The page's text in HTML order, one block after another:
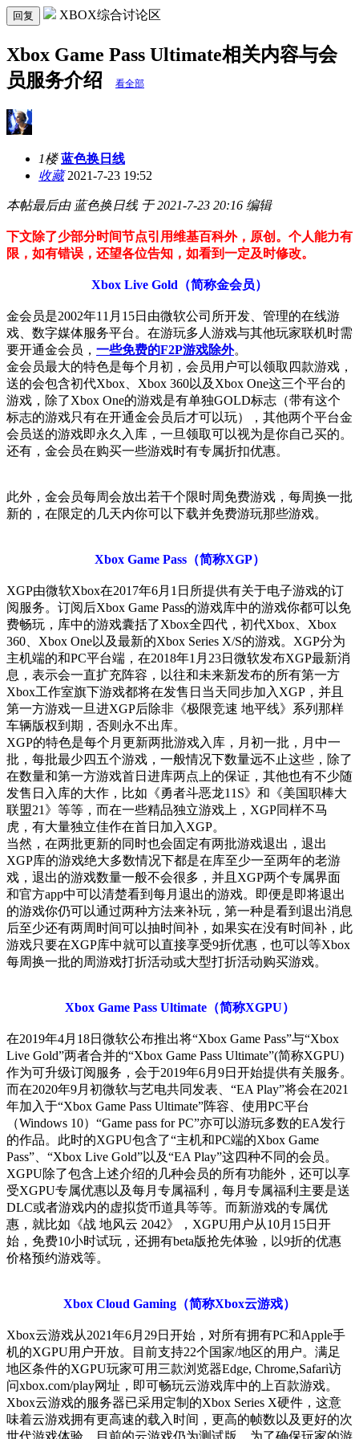
回复 XBOX综合讨论区
Xbox Game Pass Ultimate相关内容与会
员服务介绍
看全部
1楼 蓝色换日线
收藏2021-7-23 19:52
本帖最后由 蓝色换日线 于 2021-7-23 20:16 编辑
下文除了少部分时间节点引用维基百科外，原创。个人能力有
限，如有错误，还望各位告知，如看到一定及时修改。
Xbox Live Gold（简称金会员）
金会员是2002年11月15日由微软公司所开发、管理的在线游
戏、数字媒体服务平台。在游玩多人游戏与其他玩家联机时需
要开通金会员， 一些免费的F2P游戏除外。
金会员最大的特色是每个月初，会员用户可以领取四款游戏，
送的会包含初代Xbox、Xbox 360以及Xbox One这三个平台的
游戏，除了Xbox One的游戏是有单独GOLD标志（带有这个
标志的游戏只有在开通金会员后才可以玩），其他两个平台金
会员送的游戏即永久入库，一旦领取可以视为是你自己买的。
还有，金会员在购买一些游戏时有专属折扣优惠。
此外，金会员每周会放出若干个限时周免费游戏，每周换一批
新的，在限定的几天内你可以下载并免费游玩那些游戏。
Xbox Game Pass（简称XGP）
XGP由微软Xbox在2017年6月1日所提供有关于电子游戏的订
阅服务。订阅后Xbox Game Pass的游戏库中的游戏你都可以免
费畅玩，库中的游戏囊括了Xbox全四代，初代Xbox、Xbox
360、Xbox One以及最新的Xbox Series X/S的游戏。XGP分为
主机端的和PC平台端，在2018年1月23日微软发布XGP最新消
息，表示会一直扩充阵容，以往和未来新发布的所有第一方
Xbox工作室旗下游戏都将在发售日当天同步加入XGP，并且
第一方游戏一旦进XGP后除非《极限竞速 地平线》系列那样
车辆版权到期，否则永不出库。
XGP的特色是每个月更新两批游戏入库，月初一批，月中一
批，每批最少四五个游戏，一般情况下数量远不止这些，除了
在数量和第一方游戏首日进库两点上的保证，其他也有不少随
发售日入库的大作，比如《勇者斗恶龙11S》和《美国职棒大
联盟21》等等，而在一些精品独立游戏上，XGP同样不马
虎，有大量独立佳作在首日加入XGP。
当然，在两批更新的同时也会固定有两批游戏退出，退出
XGP库的游戏绝大多数情况下都是在库至少一至两年的老游
戏，退出的游戏数量一般不会很多，并且XGP两个专属界面
和官方app中可以清楚看到每月退出的游戏。即便是即将退出
的游戏你仍可以通过两种方法来补玩，第一种是看到退出消息
后至少还有两周时间可以抽时间补，如果实在没有时间补，此
游戏只要在XGP库中就可以直接享受9折优惠，也可以等Xbox
每周换一批的周游戏打折活动或大型打折活动购买游戏。
Xbox Game Pass Ultimate（简称XGPU）
在2019年4月18日微软公布推出将“Xbox Game Pass”与“Xbox
Live Gold”两者合并的“Xbox Game Pass Ultimate”(简称XGPU)
作为可升级订阅服务，会于2019年6月9日开始提供有关服务。
而在2020年9月初微软与艺电共同发表、“EA Play”将会在2021
年加入于“Xbox Game Pass Ultimate”阵容、使用PC平台
（Windows 10）“Game pass for PC”亦可以游玩多数的EA发行
的作品。此时的XGPU包含了“主机和PC端的Xbox Game
Pass”、“Xbox Live Gold”以及“EA Play”这四种不同的会员。
XGPU除了包含上述介绍的几种会员的所有功能外，还可以享
受XGPU专属优惠以及每月专属福利，每月专属福利主要是送
DLC或者游戏内的虚拟货币道具等等。而新游戏的专属优
惠，就比如《战 地风云 2042》，XGPU用户从10月15日开
始，免费10小时试玩，还拥有beta版抢先体验，以9折的优惠
价格预约游戏等。
Xbox Cloud Gaming（简称Xbox云游戏）
Xbox云游戏从2021年6月29日开始，对所有拥有PC和Apple手
机的XGPU用户开放。目前支持22个国家/地区的用户。满足
地区条件的XGPU玩家可用三款浏览器Edge, Chrome,Safari访
问xbox.com/play网址，即可畅玩云游戏库中的上百款游戏。
Xbox云游戏的服务器已采用定制的Xbox Series X硬件，这意
味着云游戏拥有更高速的载入时间，更高的帧数以及更好的次
世代游戏体验。目前的云游戏仍为测试版，为了确保玩家的游